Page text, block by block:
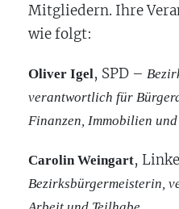
Mitgliedern. Ihre
wie folgt:
Oliver Igel, SPD –
verantwortlich für
Finanzen, Immobilien
Carolin Weingart,
Bezirksbürgermeisterin,